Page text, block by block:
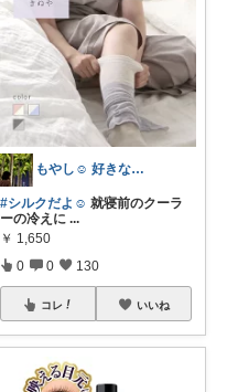
もやし☺︎ 好きなものと、すっきり暮らす
#シルクだよ☺︎ 就寝前のクーラ
ーの冷えに ...
￥ 1,650
0 0 130
コレ いいね